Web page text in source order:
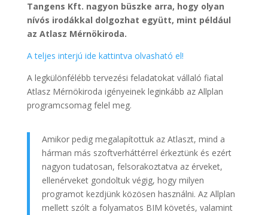
Tangens Kft. nagyon büszke arra, hogy olyan
nívós irodákkal dolgozhat együtt, mint például
az Atlasz Mérnökiroda.
A teljes interjú ide kattintva olvasható el!
A legkülönfélébb tervezési feladatokat vállaló fiatal
Atlasz Mérnökiroda igényeinek leginkább az Allplan
programcsomag felel meg.
Amikor pedig megalapítottuk az Atlaszt, mind a
hárman más szoftverháttérrel érkeztünk és ezért
nagyon tudatosan, felsorakoztatva az érveket,
ellenérveket gondoltuk végig, hogy milyen
programot kezdjünk közösen használni. Az Allplan
mellett szólt a folyamatos BIM követés, valamint